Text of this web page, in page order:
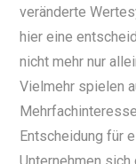
veränderte
hier eine
nicht mehr nur
Vielmehr spielen
Entscheidung für